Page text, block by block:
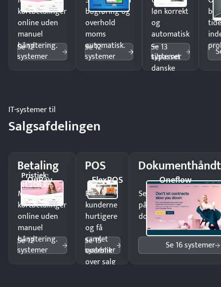
kortbetalinger
online uden
manuel
håndtering.
Se 12
systemer
bogføring og
overhold
moms
automatisk.
Se 12
systemer
løn korrekt
og
automatisk
—
tilpasset
danske
Se 13
systemer
IT-systemer til
Salgsafdelingen
Betaling
OnPay
Pristjek:
11.208 kr
Modtag
kortbetalinger
online uden
manuel
håndtering.
Se 12
systemer
POS
FlexPOS
Ekspedér
kunderne
hurtigere
og få
samlet
overblik
over salg
Se 15
systemer
Oneflow
Send kontrakter til
på minutter og mist
dokumenter.
Se 16 systemer